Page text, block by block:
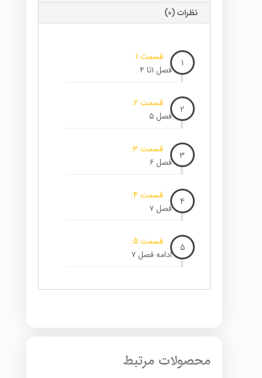
نظرات (0)
1
قسمت 1:
فصل ۱تا ۴
2
قسمت 2:
فصل ۵
3
قسمت 3:
فصل ۶
4
قسمت 4:
فصل ۷
5
قسمت 5:
ادامه فصل ۷
محصولات مرتبط